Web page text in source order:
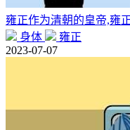
雍正作为清朝的皇帝,雍
身体
雍正
2023-07-07